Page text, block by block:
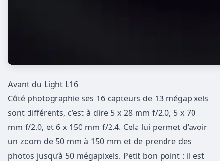
Avant du Light L16
Côté photographie ses 16 capteurs de 13 mégapixels
sont différents, c’est à dire 5 x 28 mm f/2.0, 5 x 70
mm f/2.0, et 6 x 150 mm f/2.4. Cela lui permet d’avoir
un zoom de 50 mm à 150 mm et de prendre des
photos jusqu’à 50 mégapixels. Petit bon point : il est